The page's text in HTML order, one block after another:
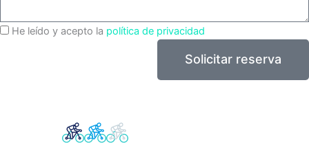
He leído y acepto la política de privacidad
Solicitar reserva